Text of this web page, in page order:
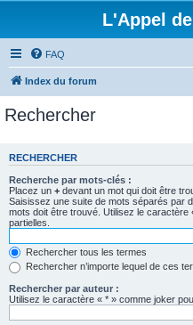
L'Appel
FAQ
Index du forum
Rechercher
RECHERCHER
Recherche par mots-clés :
Placez un + devant un mot qui doit être
Saisissez une suite de mots séparés par
mots doit être trouvé. Utilisez le
partielles.
Rechercher tous les termes
Rechercher n’importe lequel de ces
Rechercher par auteur :
Utilisez le caractère « * » comme joker